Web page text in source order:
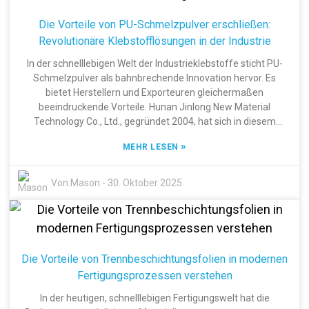
profitieren von einigen bemerkenswerten Vorteilen – wie der
Recyclingfähigkeit. Damit ist sie die ideale Wahl für Branchen,
die umweltfreundlicher werden wollen. Insgesamt denke ich,
dass Release Pet Film nicht nur eine bessere Verpackung
darstellt, sondern ein wichtiger Baustein für eine
nachhaltigere Zukunft ist.
Die Vorteile von PU-Schmelzpulver erschließen:
Revolutionäre Klebstofflösungen in der Industrie
In der schnelllebigen Welt der Industrieklebstoffe sticht PU-
Schmelzpulver als bahnbrechende Innovation hervor. Es
bietet Herstellern und Exporteuren gleichermaßen
beeindruckende Vorteile. Hunan Jinlong New Material
Technology Co., Ltd., gegründet 2004, hat sich in diesem
konzentriert sich nicht nur auf Schmelzpulver, sondern ist
DTF-Folien spezialisiert. Mit Standorten in Dongguan und der
Provinz Hunan bietet Jinlong hochwertige Produkte für ein
breites Spektrum an Branchenbedürfnissen. In diesem Artikel
beleuchten wir, wie PU-Schmelzpulver die Klebstoffindustrie
revolutioniert, und zeigen seine Vorteile sowie sein enormes
Potenzial für verschiedene Fertigungsanwendungen auf. Die
Untersuchung der Besonderheiten dieses Materials macht
deutlich, dass Jinlong New Material Technology ein wichtiger
Akteur ist, der Innovationen vorantreibt.
MEHR LESEN »
Von:Mason - 30. Oktober 2025
Die Vorteile von Trennbeschichtungsfolien in modernen
Fertigungsprozessen verstehen
In der heutigen, schnelllebigen Fertigungswelt hat die